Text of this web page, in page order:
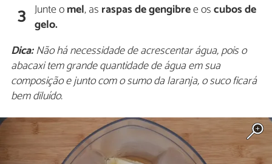
3 Junte omel, as raspas de gengibree oscubos de
gelo.
Dica:Não há necessidade de acrescentar água, pois o
abacaxi tem grande quantidade de água em sua
composição e junto com o sumo da laranja, o suco ficará
bem diluído.